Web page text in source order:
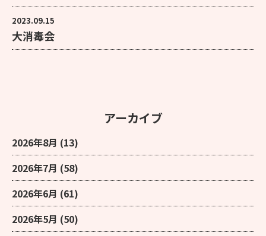
2023.09.15
大消毒会
アーカイブ
2026年8月 (13)
2026年7月 (58)
2026年6月 (61)
2026年5月 (50)